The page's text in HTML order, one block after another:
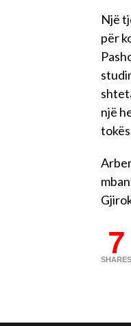
Një
për
një
7
SHARES